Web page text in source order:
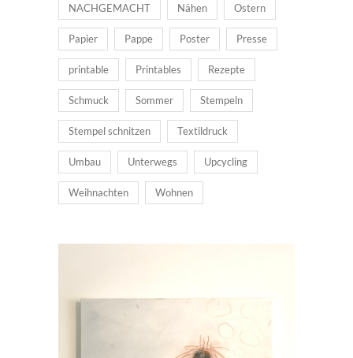
NACHGEMACHT Nähen Ostern
Papier Pappe Poster Presse
printable Printables Rezepte
Schmuck Sommer Stempeln
Stempel schnitzen Textildruck
Umbau Unterwegs Upcycling
Weihnachten Wohnen